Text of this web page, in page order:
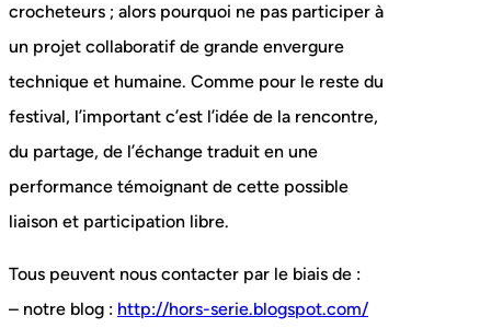
crocheteurs ; alors pourquoi ne pas participer à
un projet collaboratif de grande envergure
technique et humaine. Comme pour le reste du
festival, l’important c’est l’idée de la rencontre,
du partage, de l’échange traduit en une
performance témoignant de cette possible
liaison et participation libre.
Tous peuvent nous contacter par le biais de :
– notre blog : http://hors-serie.blogspot.com/